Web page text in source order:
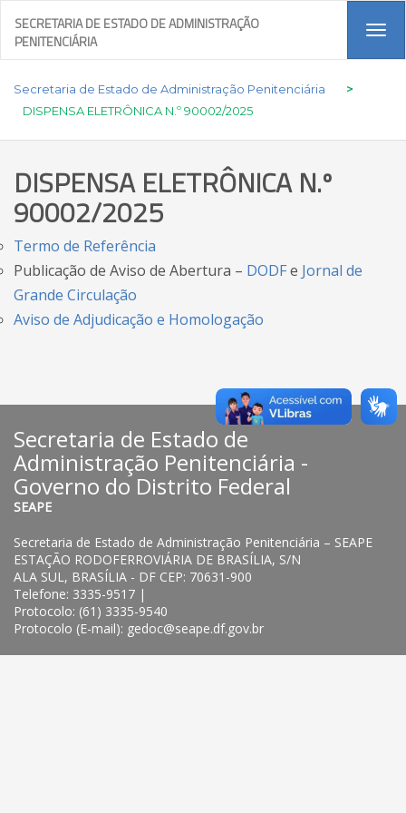
SECRETARIA DE ESTADO DE ADMINISTRAÇÃO
PENITENCIÁRIA
Secretaria de Estado de Administração Penitenciária
>
DISPENSA ELETRÔNICA N.º 90002/2025
DISPENSA ELETRÔNICA N.º
90002/2025
Termo de Referência
Publicação de Aviso de Abertura – DODFe Jornal de
Grande Circulação
Aviso de Adjudicação e Homologação
Secretaria de Estado de
Administração Penitenciária -
Governo do Distrito Federal
SEAPE
Secretaria de Estado de Administração Penitenciária – SEAPE
ESTAÇÃO RODOFERROVIÁRIA DE BRASÍLIA, S/N
ALA SUL, BRASÍLIA - DF CEP: 70631-900
Telefone: 3335-9517 |
Protocolo: (61) 3335-9540
Protocolo (E-mail): gedoc@seape.df.gov.br